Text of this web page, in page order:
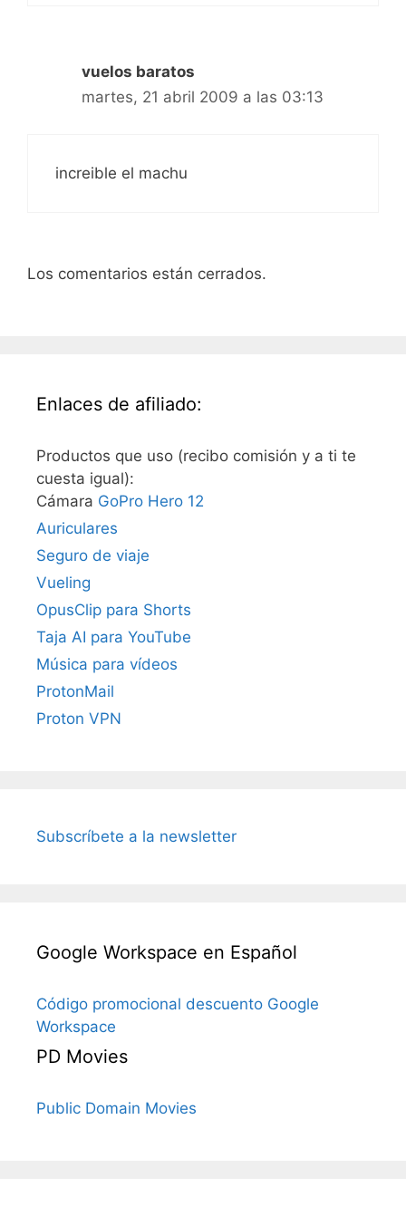
vuelos baratos
martes, 21 abril 2009 a las 03:13
increible el machu
Los comentarios están cerrados.
Enlaces de afiliado:
Productos que uso (recibo comisión y a ti te
cuesta igual):
Cámara GoPro Hero 12
Auriculares
Seguro de viaje
Vueling
OpusClip para Shorts
Taja AI para YouTube
Música para vídeos
ProtonMail
Proton VPN
Subscríbete a la newsletter
Google Workspace en Español
Código promocional descuento Google
Workspace
PD Movies
Public Domain Movies